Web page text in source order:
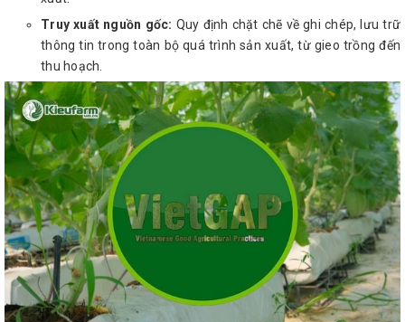
Truy xuất nguồn gốc: Quy định chặt chẽ về ghi chép, lưu trữ
thông tin trong toàn bộ quá trình sản xuất, từ gieo trồng đến
thu hoạch.